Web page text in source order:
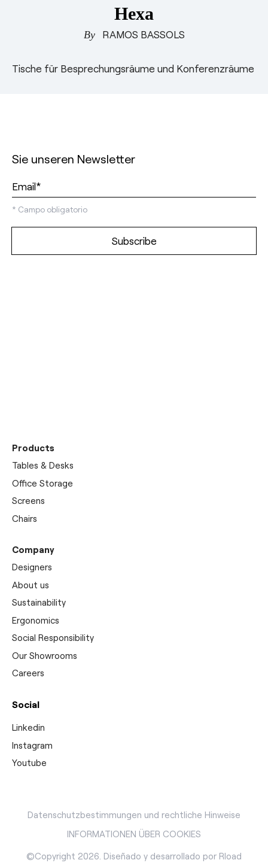
Hexa
RAMOS BASSOLS
Tische für Besprechungsräume und Konferenzräume
Sie unseren Newsletter
* Campo obligatorio
Products
Tables & Desks
Office Storage
Screens
Chairs
Company
Designers
About us
Sustainability
Ergonomics
Social Responsibility
Our Showrooms
Careers
Social
Linkedin
Instagram
Youtube
Datenschutzbestimmungen und rechtliche Hinweise
INFORMATIONEN ÜBER COOKIES
©Copyright 2026. Diseñado y desarrollado por Rload